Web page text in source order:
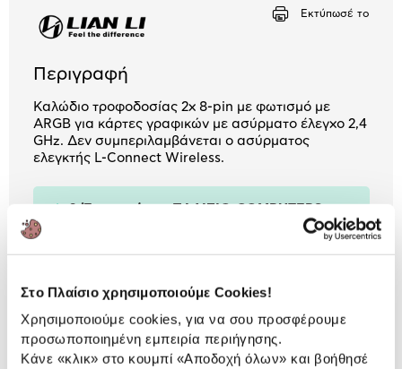
Στο Πλαίσιο χρησιμοποιούμε Cookies!
Χρησιμοποιούμε cookies, για να σου προσφέρουμε
προσωποποιημένη εμπειρία περιήγησης.
Κάνε «κλικ» στο κουμπί «Αποδοχή όλων» και βοήθησέ
Εκτύπωσέ το
Περιγραφή
Καλώδιο τροφοδοσίας 2x 8-pin με φωτισμό με
ARGB για κάρτες γραφικών με ασύρματο έλεγχο 2,4
GHz. Δεν συμπεριλαμβάνεται ο ασύρματος
ελεγκτής L-Connect Wireless.
Αναλυτική
παρουσίαση
Αναλυτική παρουσίαση